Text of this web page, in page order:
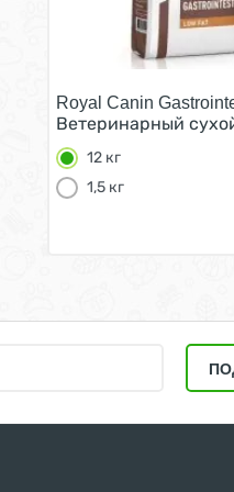
при нарушении
Dog/
Гастро Интестинал
Royal Canin
Ветеринарный
12 кг
1,5 кг